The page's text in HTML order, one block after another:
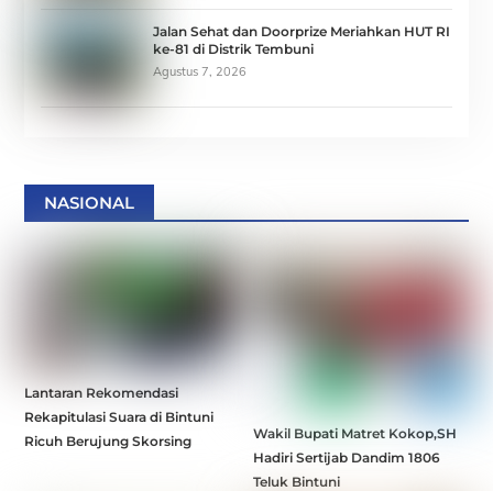
Jalan Sehat dan Doorprize Meriahkan HUT RI
ke-81 di Distrik Tembuni
Agustus 7, 2026
NASIONAL
Lantaran Rekomendasi
Rekapitulasi Suara di Bintuni
Ricuh Berujung Skorsing
Wakil Bupati Matret Kokop,SH
Hadiri Sertijab Dandim 1806
Teluk Bintuni